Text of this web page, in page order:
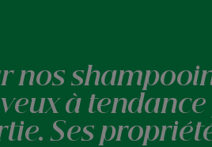
nos
à
Ses